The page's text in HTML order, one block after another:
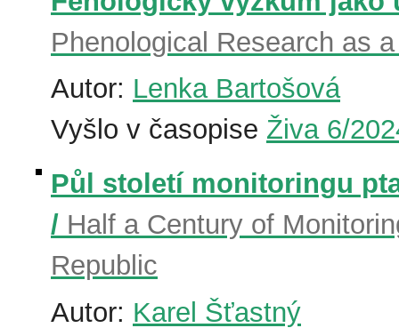
Phenological Research as
Autor: Lenka Bartošová
Vyšlo v časopise Živa 6/
Půl století monitoringu
/ Half a Century of
Republic
Autor: Karel Šťastný